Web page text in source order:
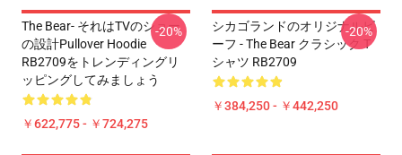
The Bear- それはTVのショー
の設計Pullover Hoodie
RB2709をトレンディングリ
ッピングしてみましょう
￥622,775 - ￥724,275
-20%
シカゴランドのオリジナルビ
ーフ - The Bear クラシック T
シャツ RB2709
￥384,250 - ￥442,250
-20%